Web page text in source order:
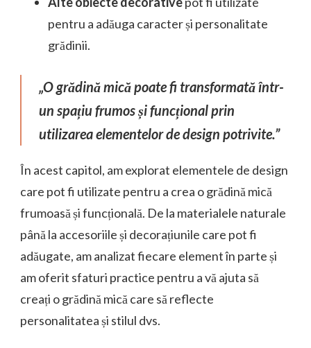
pentru a adăuga caracter și personalitate
grădinii.
„O grădină mică poate fi transformată într-
un spațiu frumos și funcțional prin
utilizarea elementelor de design potrivite.”
În acest capitol, am explorat elementele de design
care pot fi utilizate pentru a crea o grădină mică
frumoasă și funcțională. De la materialele naturale
până la accesoriile și decorațiunile care pot fi
adăugate, am analizat fiecare element în parte și
am oferit sfaturi practice pentru a vă ajuta să
creați o grădină mică care să reflecte
personalitatea și stilul dvs.